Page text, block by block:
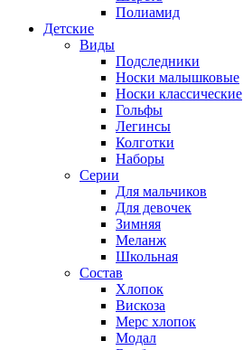
Полиамид
Детские
Виды
Подследники
Носки малышковые
Носки классические
Гольфы
Легинсы
Колготки
Наборы
Серии
Для мальчиков
Для девочек
Зимняя
Меланж
Школьная
Состав
Хлопок
Вискоза
Мерс хлопок
Модал